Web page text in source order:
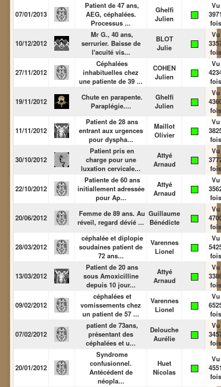
07/01/2013
Patient de 47 ans,
AEG, céphalées.
Processus ...
Ghelfi
Julien
Vu
fois
10/12/2012
Mr G., 40 ans,
serrurier. Baisse de
l'acuité vis...
BLOT
Julie
Vu
fois
27/11/2012
Céphalées
inhabituelles chez
une patiente de 39 ...
COHEN
Julien
Vu
fois
19/11/2012
Chute en parapente.
Paraplégie....
Ghelfi
Julien
Vu
fois
11/11/2012
Patient de 28 ans
entrant aux urgences
pour dyspha...
Maillot
Olivier
Vu
fois
30/10/2012
Patient pris en
charge pour une
luxation cervicale...
Attyé
Arnaud
Vu
fois
22/10/2012
Patiente de 60 ans
initiallement adressée
pour Ap...
Attyé
Arnaud
Vu
fois
20/06/2012
Femme de 89 ans. Au
réveil, regard dévié ...
Guillaume
Bénédicte
Vu
fois
28/03/2012
céphalée et diplopie
soudaines patient de
72 ans...
Varennes
Lionel
Vu
fois
13/03/2012
Patient de 20 ans
sous Amoxicilline
depuis 10 jour...
Attyé
Arnaud
Vu
fois
09/02/2012
céphalées et
vomissements chez
un patient de 57 ...
Varennes
Lionel
Vu
fois
07/02/2012
patient de 73ans,
présentant des
céphalées et u...
Delouche
Aurélie
Vu
fois
20/01/2012
Syndrome
confusionnel.
Antécédent de
néopla...
Huet
Nicolas
Vu
fois